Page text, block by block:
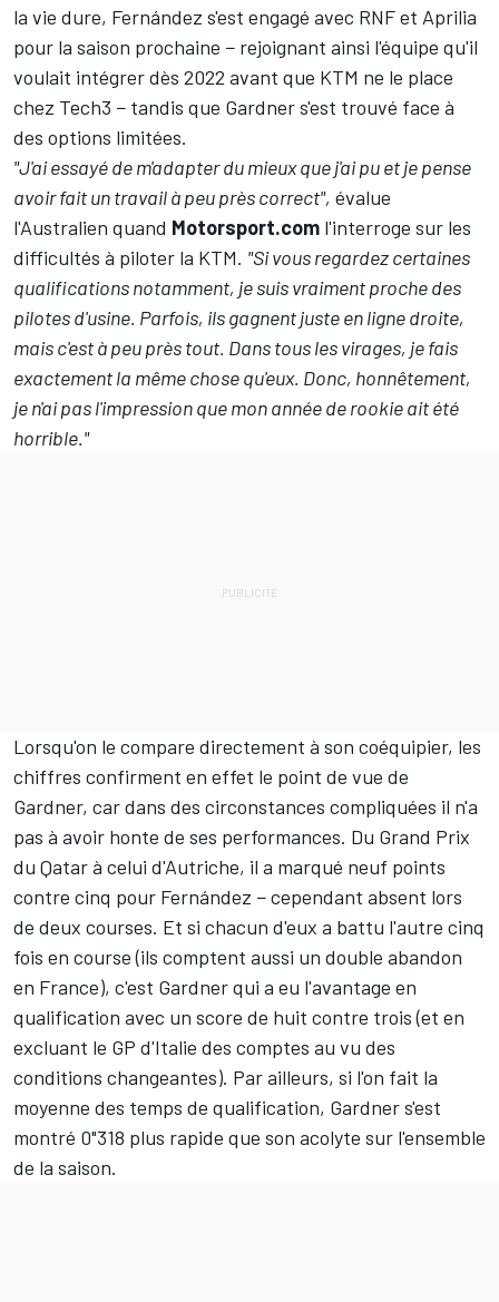
la vie dure, Fernández s'est engagé avec RNF et Aprilia
pour la saison prochaine − rejoignant ainsi l'équipe qu'il
voulait intégrer dès 2022 avant que KTM ne le place
chez Tech3 − tandis que Gardner s'est trouvé face à
des options limitées.
"J'ai essayé de m'adapter du mieux que j'ai pu et je pense
avoir fait un travail à peu près correct", évalue
l'Australien quand Motorsport.com l'interroge sur les
difficultés à piloter la KTM. "Si vous regardez certaines
qualifications notamment, je suis vraiment proche des
pilotes d'usine. Parfois, ils gagnent juste en ligne droite,
mais c'est à peu près tout. Dans tous les virages, je fais
exactement la même chose qu'eux. Donc, honnêtement,
je n'ai pas l'impression que mon année de rookie ait été
horrible."
Lorsqu'on le compare directement à son coéquipier, les
chiffres confirment en effet le point de vue de
Gardner, car dans des circonstances compliquées il n'a
pas à avoir honte de ses performances. Du Grand Prix
du Qatar à celui d'Autriche, il a marqué neuf points
contre cinq pour Fernández − cependant absent lors
de deux courses. Et si chacun d'eux a battu l'autre cinq
fois en course (ils comptent aussi un double abandon
en France), c'est Gardner qui a eu l'avantage en
qualification avec un score de huit contre trois (et en
excluant le GP d'Italie des comptes au vu des
conditions changeantes). Par ailleurs, si l'on fait la
moyenne des temps de qualification, Gardner s'est
montré 0"318 plus rapide que son acolyte sur l'ensemble
de la saison.